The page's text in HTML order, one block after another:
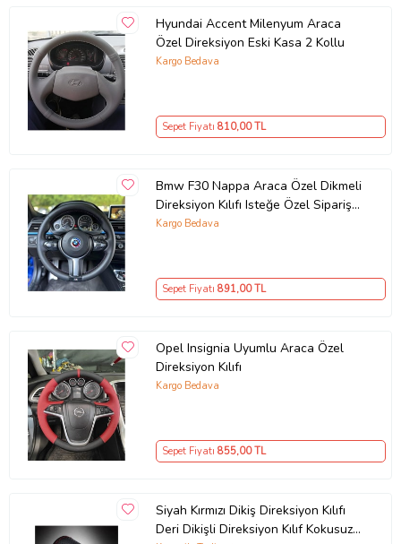
Hyundai Accent Milenyum Araca
Özel Direksiyon Eski Kasa 2 Kollu
Kargo Bedava
Sepet Fiyatı 810,00 TL
Bmw F30 Nappa Araca Özel Dikmeli
Direksiyon Kılıfı Isteğe Özel Sipariş
Yapmıyorum
Kargo Bedava
Sepet Fiyatı 891,00 TL
Opel Insignia Uyumlu Araca Özel
Direksiyon Kılıfı
Kargo Bedava
Sepet Fiyatı 855,00 TL
Siyah Kırmızı Dikiş Direksiyon Kılıfı
Deri Dikişli Direksiyon Kılıf Kokusuz